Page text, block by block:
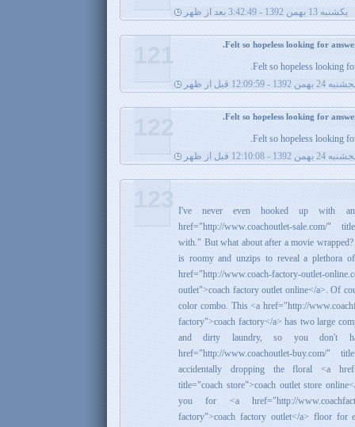
يکشنبه 13 بهمن 1392 - 3:42:49 بعد از ظهر
Felt so hopeless looking
24 بهمن 1392 - 12:09:59 قبل از ظهر
121
Felt so hopeless looking
24 بهمن 1392 - 12:10:08 قبل از ظهر
122
I've never even hooked up with
href="http://www.coachoutlet-sale.com/"
with." But what about after a movie
is roomy and unzips to reveal a plethora
href="http://www.coach-factory-outlet-
outlet">coach factory outlet online</a>. Of
color combo. This <a href="http://
factory">coach factory</a> has two large
and dirty laundry, so you don't
href="http://www.coachoutlet-buy.com/"
accidentally dropping the floral <a
title="coach store">coach outlet store
you for <a href="http://
factory">coach factory outlet</a> floor for
123